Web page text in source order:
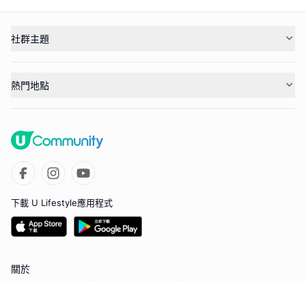
社群主題
熱門地點
下載 U Lifestyle應用程式
關於